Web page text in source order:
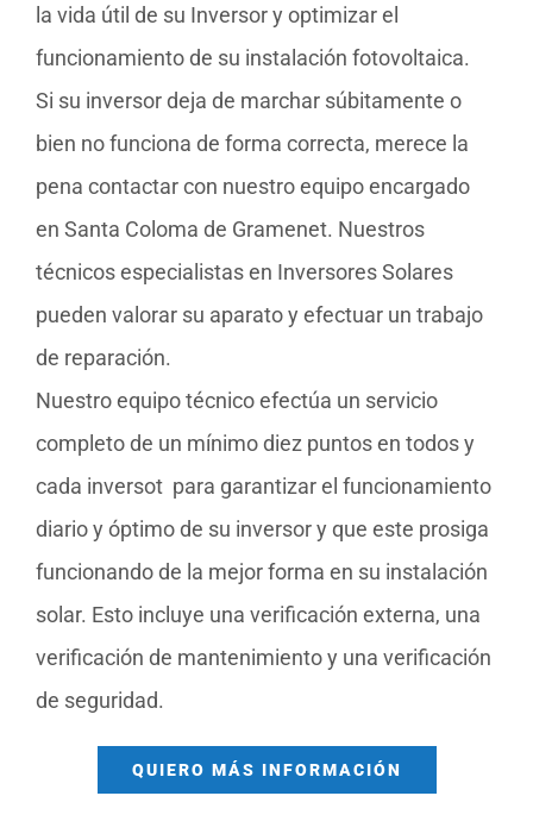
la vida útil de su Inversor y optimizar el
funcionamiento de su instalación fotovoltaica.
Si su inversor deja de marchar súbitamente o
bien no funciona de forma correcta, merece la
pena contactar con nuestro equipo encargado
en Santa Coloma de Gramenet. Nuestros
técnicos especialistas en Inversores Solares
pueden valorar su aparato y efectuar un trabajo
de reparación.
Nuestro equipo técnico efectúa un servicio
completo de un mínimo diez puntos en todos y
cada inversot para garantizar el funcionamiento
diario y óptimo de su inversor y que este prosiga
funcionando de la mejor forma en su instalación
solar. Esto incluye una verificación externa, una
verificación de mantenimiento y una verificación
de seguridad.
QUIERO MÁS INFORMACIÓN